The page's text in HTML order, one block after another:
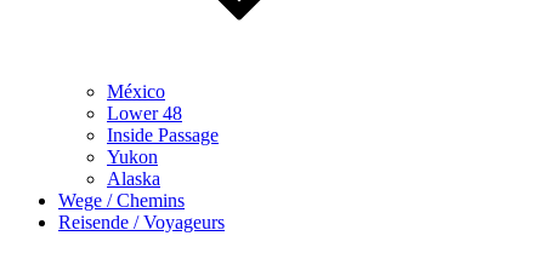
México
Lower 48
Inside Passage
Yukon
Alaska
Wege / Chemins
Reisende / Voyageurs